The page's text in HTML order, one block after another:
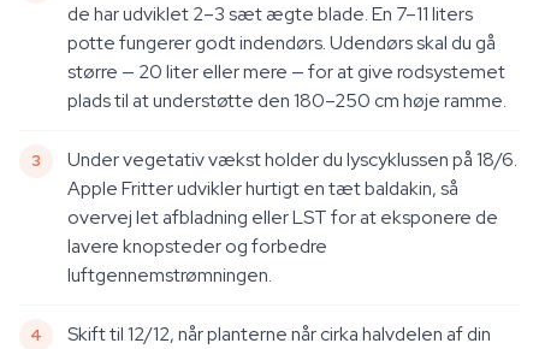
de har udviklet 2–3 sæt ægte blade. En 7–11 liters
potte fungerer godt indendørs. Udendørs skal du gå
større — 20 liter eller mere — for at give rodsystemet
plads til at understøtte den 180–250 cm høje ramme.
Under vegetativ vækst holder du lyscyklussen på 18/6.
Apple Fritter udvikler hurtigt en tæt baldakin, så
overvej let afbladning eller LST for at eksponere de
lavere knopsteder og forbedre
luftgennemstrømningen.
Skift til 12/12, når planterne når cirka halvdelen af din